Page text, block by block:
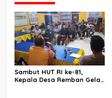
Sambut HUT RI ke-81,
Kepala Desa Remban Gelar